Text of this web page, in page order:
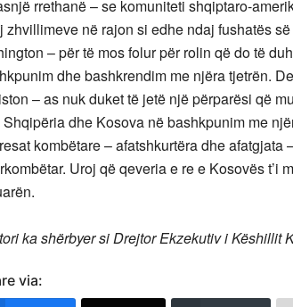
rrethanë – se komuniteti shqiptaro-
zhvillimeve në rajon si edhe ndaj fushatës
– për të mos folur për rolin që do të
dhe bashkrendim me njëra tjetrën.
– as nuk duket të jetë një përparësi që
Shqipëria dhe Kosova në bashkpunim me
kombëtare – afatshkurtëra dhe
Uroj që qeveria e re e Kosovës t’i
ka shërbyer si Drejtor Ekzekutiv i
via: